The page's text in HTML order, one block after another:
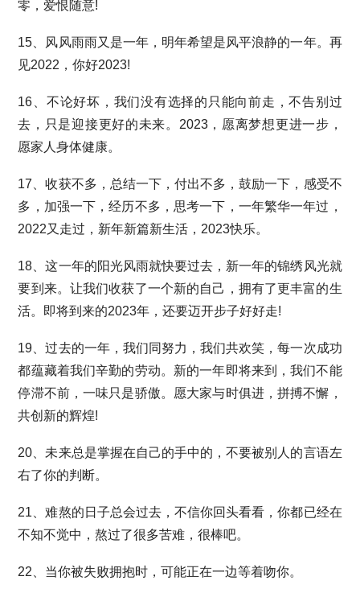
零，爱恨随意!
15、风风雨雨又是一年，明年希望是风平浪静的一年。再
见2022，你好2023!
16、不论好坏，我们没有选择的只能向前走，不告别过
去，只是迎接更好的未来。2023，愿离梦想更进一步，
愿家人身体健康。
17、收获不多，总结一下，付出不多，鼓励一下，感受不
多，加强一下，经历不多，思考一下，一年繁华一年过，
2022又走过，新年新篇新生活，2023快乐。
18、这一年的阳光风雨就快要过去，新一年的锦绣风光就
要到来。让我们收获了一个新的自己，拥有了更丰富的生
活。即将到来的2023年，还要迈开步子好好走!
19、过去的一年，我们同努力，我们共欢笑，每一次成功
都蕴藏着我们辛勤的劳动。新的一年即将来到，我们不能
停滞不前，一味只是骄傲。愿大家与时俱进，拼搏不懈，
共创新的辉煌!
20、未来总是掌握在自己的手中的，不要被别人的言语左
右了你的判断。
21、难熬的日子总会过去，不信你回头看看，你都已经在
不知不觉中，熬过了很多苦难，很棒吧。
22、当你被失败拥抱时，可能正在一边等着吻你。